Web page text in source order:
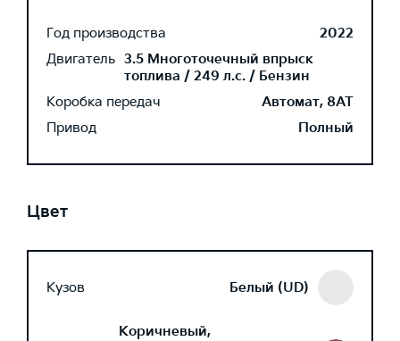
Год производства
2022
Двигатель 3.5 Многоточечный впрыск
топлива / 249 л.с. / Бензин
Коробка передач
Автомат, 8AT
Привод
Полный
Цвет
Кузов Белый (UD)
Коричневый,